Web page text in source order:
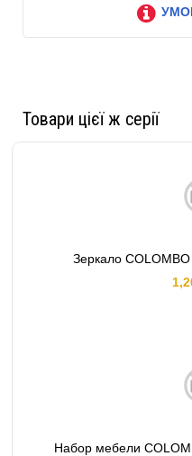
Товари цієї ж серії
Зеркало
Набор мебели